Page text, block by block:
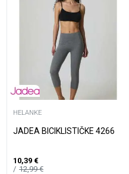
HELANKE
JADEA BICIKLISTIČKE 4266
10,39 €
12,99€